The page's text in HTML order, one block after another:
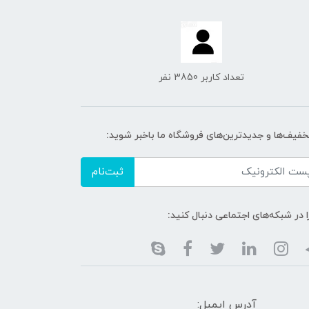
تعداد کاربر 3850 نفر
و جدیدترین‌های فروشگاه ما باخبر شوید:
ثبت‌نام
در شبکه‌های اجتماعی دنبال کنید:
آدرس ایمیل: